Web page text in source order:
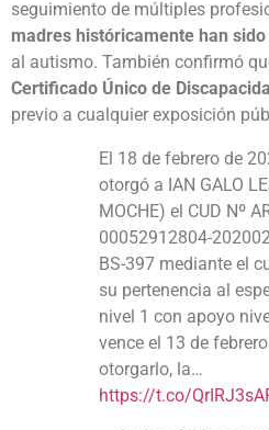
seguimiento de múltiples
madres históricamente han
al autismo. También confirmó
Certificado Único de
previo a cualquier exposición
El 18 de febrero de
otorgó a IAN GALO
MOCHE) el CUD Nº
00052912804-
BS-397 mediante el
su pertenencia al
nivel 1 con apoyo
vence el 13 de
otorgarlo, la…
https://t.co/